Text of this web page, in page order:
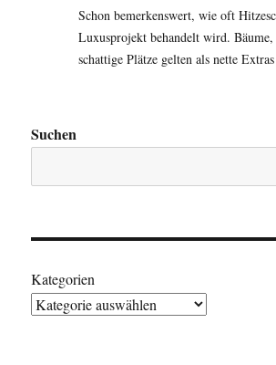
Schon bemerkenswert, wie oft
Luxusprojekt behandelt wird.
schattige Plätze gelten als nette
Suchen
Kategorien